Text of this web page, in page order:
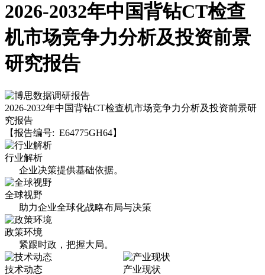
2026-2032年中国背钻CT检查
机市场竞争力分析及投资前景
研究报告
2026-2032年中国背钻CT检查机市场竞争力分析及投资前景研
究报告
【报告编号: E64775GH64】
行业解析
企业决策提供基础依据。
全球视野
助力企业全球化战略布局与决策
政策环境
紧跟时政，把握大局。
产业现状
技术动态